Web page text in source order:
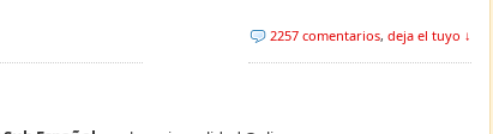
2257 comentarios, deja el tuyo ↓